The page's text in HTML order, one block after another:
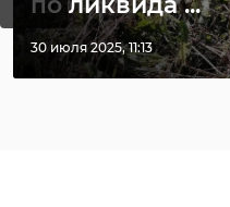
30 июля 2025, 11:13